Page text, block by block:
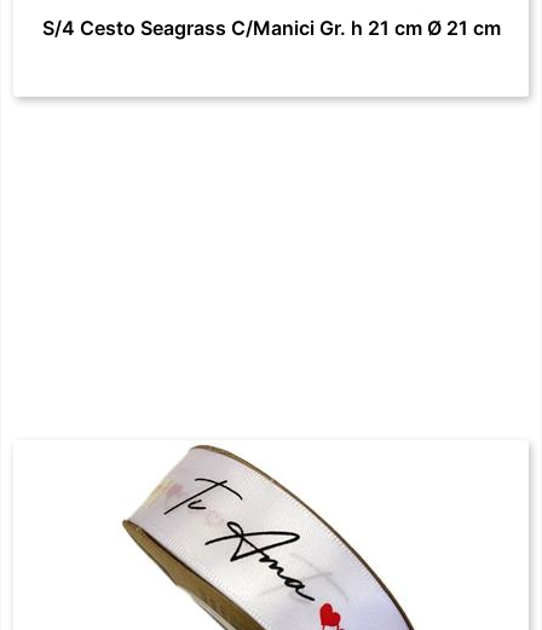
S/4 Cesto Seagrass C/Manici Gr. h 21 cm Ø 21 cm